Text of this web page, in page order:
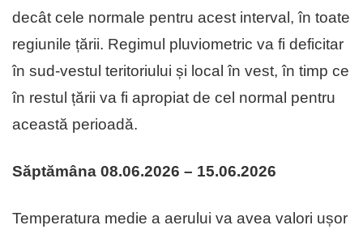
decât cele normale pentru acest interval, în toate
regiunile țării. Regimul pluviometric va fi deficitar
în sud-vestul teritoriului și local în vest, în timp ce
în restul țării va fi apropiat de cel normal pentru
această perioadă.
Săptămâna 08.06.2026 – 15.06.2026
Temperatura medie a aerului va avea valori ușor